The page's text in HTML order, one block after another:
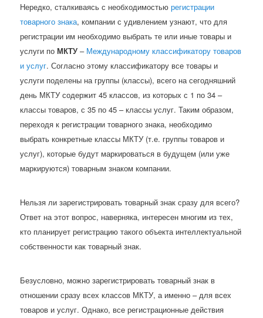
Нередко, сталкиваясь с необходимостьюрегистрации
товарного знака, компании с удивлением узнают, что для
регистрации им необходимо выбрать те или иные товары и
услуги поМКТУ – Международному классификатору товаров
и услуг. Согласно этому классификатору все товары и
услуги поделены на группы (классы), всего на сегодняшний
день МКТУ содержит 45 классов, из которых с 1 по 34 –
классы товаров, с 35 по 45 – классы услуг. Таким образом,
переходя к регистрации товарного знака, необходимо
выбрать конкретные классы МКТУ (т.е. группы товаров и
услуг), которые будут маркироваться в будущем (или уже
маркируются) товарным знаком компании.
Нельзя ли зарегистрировать товарный знак сразу для всего?
Ответ на этот вопрос, наверняка, интересен многим из тех,
кто планирует регистрацию такого объекта интеллектуальной
собственности как товарный знак.
Безусловно, можно зарегистрировать товарный знак в
отношении сразу всех классов МКТУ, а именно – для всех
товаров и услуг. Однако, все регистрационные действия